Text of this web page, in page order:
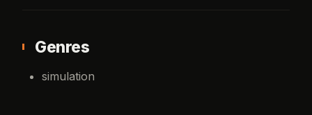
Genres
simulation